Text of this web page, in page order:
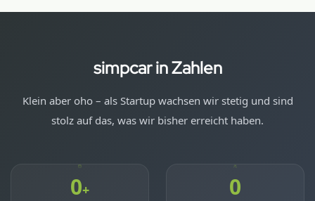
simpcar in Zahlen
Klein aber oho – als Startup wachsen wir stetig und sind
stolz auf das, was wir bisher erreicht haben.
5
+